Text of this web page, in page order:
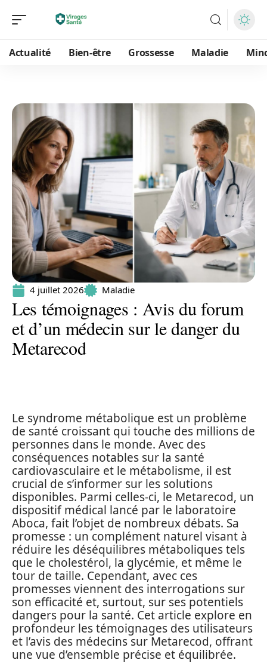
Actualité Bien-être Grossesse Maladie
4 juillet 2026 Maladie
Les témoignages : Avis du forum
et d’un médecin sur le danger du
Metarecod
Le syndrome métabolique est un problème
de santé croissant qui touche des millions de
personnes dans le monde. Avec des
conséquences notables sur la santé
cardiovasculaire et le métabolisme, il est
crucial de s’informer sur les solutions
disponibles. Parmi celles-ci, le Metarecod, un
dispositif médical lancé par le laboratoire
Aboca, fait l’objet de nombreux débats. Sa
promesse : un complément naturel visant à
réduire les déséquilibres métaboliques tels
que le cholestérol, la glycémie, et même le
tour de taille. Cependant, avec ces
promesses viennent des interrogations sur
son efficacité et, surtout, sur ses potentiels
dangers pour la santé. Cet article explore en
profondeur les témoignages des utilisateurs
et l’avis des médecins sur Metarecod, offrant
une vue d’ensemble précise et équilibrée.